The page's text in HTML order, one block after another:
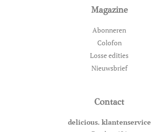
Magazine
Abonneren
Colofon
Losse edities
Nieuwsbrief
Contact
delicious. klantenservice